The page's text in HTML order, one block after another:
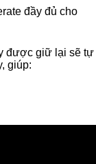
đầy đủ cho
được giữ lại sẽ tự
giúp: